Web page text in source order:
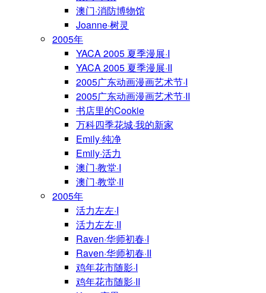
澳门·消防博物馆
Joanne·树灵
2005年
YACA 2005 夏季漫展·I
YACA 2005 夏季漫展·II
2005广东动画漫画艺术节·I
2005广东动画漫画艺术节·II
书店里的Cookie
万科四季花城·我的新家
Emily·纯净
Emily·活力
澳门·教堂·I
澳门·教堂·II
2005年
活力左左·I
活力左左·II
Raven·华师初春·I
Raven·华师初春·II
鸡年花市随影·I
鸡年花市随影·II